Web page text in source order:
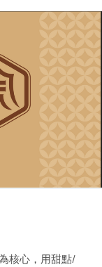
核心，用甜點/